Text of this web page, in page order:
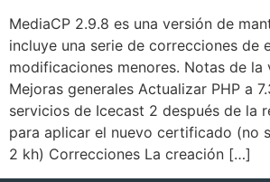
MediaCP 2.9.8 es una versión de
incluye una serie de correcciones de
modificaciones menores. Notas de la
Mejoras generales Actualizar PHP a
servicios de Icecast 2 después de la
para aplicar el nuevo certificado (no
2 kh) Correcciones La creación […]